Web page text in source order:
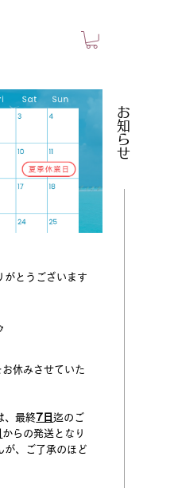
がとうございます
休みさせていた
、最終 7日迄のご
からの発送となり
が、ご了承のほど
​お知らせ